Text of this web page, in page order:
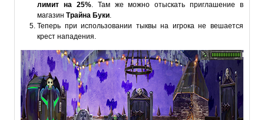
лимит на 25%. Там же можно отыскать приглашение в
магазин Трайна Буки.
Теперь при использовании тыквы на игрока не вешается
крест нападения.